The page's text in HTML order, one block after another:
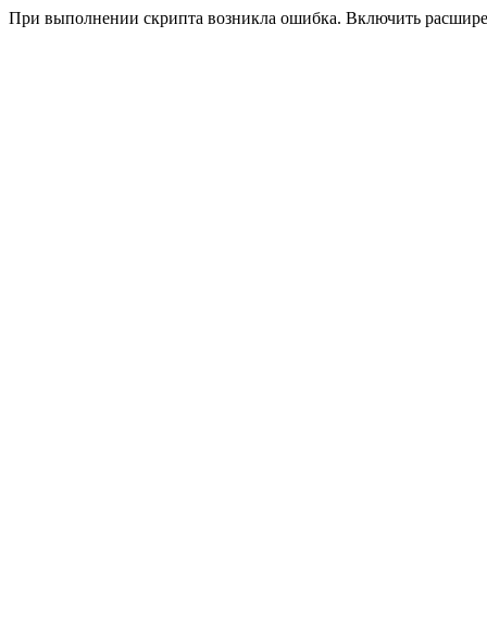
При выполнении скрипта возникла ошибка. Включить